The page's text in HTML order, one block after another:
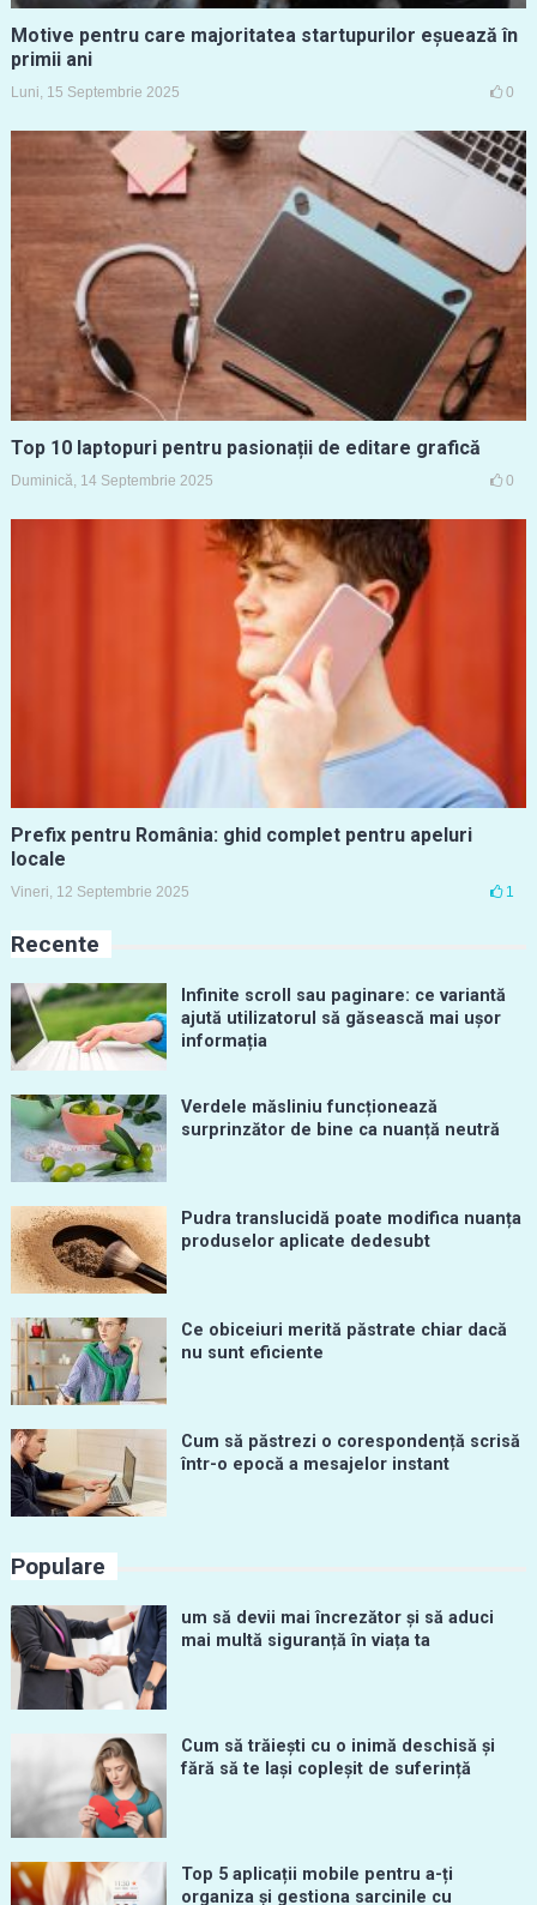
Motive pentru care majoritatea startupurilor eșuează în
primii ani
Luni, 15 Septembrie 2025 0
Top 10 laptopuri pentru pasionații de editare grafică
Duminică, 14 Septembrie 2025 0
Prefix pentru România: ghid complet pentru apeluri
locale
Vineri, 12 Septembrie 2025 1
Recente
Infinite scroll sau paginare: ce variantă
ajută utilizatorul să găsească mai ușor
informația
Verdele măsliniu funcționează
surprinzător de bine ca nuanță neutră
Pudra translucidă poate modifica nuanța
produselor aplicate dedesubt
Ce obiceiuri merită păstrate chiar dacă
nu sunt eficiente
Cum să păstrezi o corespondență scrisă
într-o epocă a mesajelor instant
Populare
um să devii mai încrezător și să aduci
mai multă siguranță în viața ta
Cum să trăiești cu o inimă deschisă și
fără să te lași copleșit de suferință
Top 5 aplicații mobile pentru a-ți
organiza și gestiona sarcinile cu